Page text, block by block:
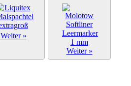
Weiter »
Weiter »